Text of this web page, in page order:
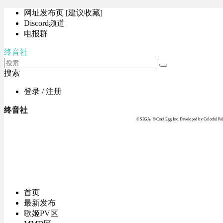
网址发布页 [建议收藏]
Discord频道
电报群
终音社
搜索
登录 / 注册
终音社
© SEGA / © Craft Egg Inc. Developed by Colorful
首页
最新发布
歌姬PV区